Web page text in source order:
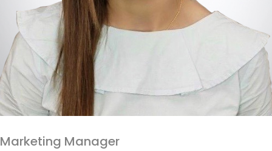
Marketing Manager